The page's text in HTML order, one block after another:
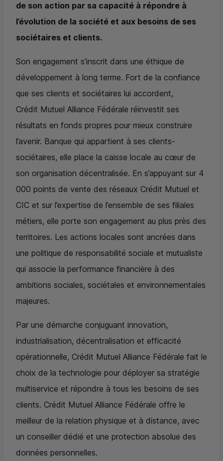
de son action par sa capacité à répondre à
l’évolution de la société et aux besoins de ses
sociétaires et clients.
Son engagement s’inscrit dans une éthique de
développement à long terme. Fort de la confiance
que ses clients et sociétaires lui accordent,
Crédit Mutuel Alliance Fédérale réinvestit ses
résultats en fonds propres pour mieux construire
l’avenir. Banque qui appartient à ses clients-
sociétaires, elle place la caisse locale au cœur de
son organisation décentralisée. En s’appuyant sur 4
000 points de vente des réseaux Crédit Mutuel et
CIC et sur l’expertise de l’ensemble de ses filiales
métiers, elle porte son engagement au plus près des
territoires. Les actions locales sont ancrées dans
une politique de responsabilité sociale et mutualiste
qui associe la performance financière à des
ambitions sociales, sociétales et environnementales
majeures.
Par une démarche conjuguant innovation,
industrialisation, décentralisation et efficacité
opérationnelle, Crédit Mutuel Alliance Fédérale fait le
choix de la technologie pour déployer sa stratégie
multiservice et répondre à tous les besoins de ses
clients. Crédit Mutuel Alliance Fédérale offre le
meilleur de la relation physique et à distance, avec
un conseiller dédié et une protection absolue des
données personnelles.